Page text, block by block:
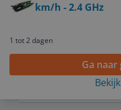
km/h - 2.4 GHz
1 tot 2 dagen
Ga
Service
Algemeen